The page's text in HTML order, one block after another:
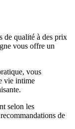
de qualité à des prix
vous offre un
vous
vie intime
selon les
de